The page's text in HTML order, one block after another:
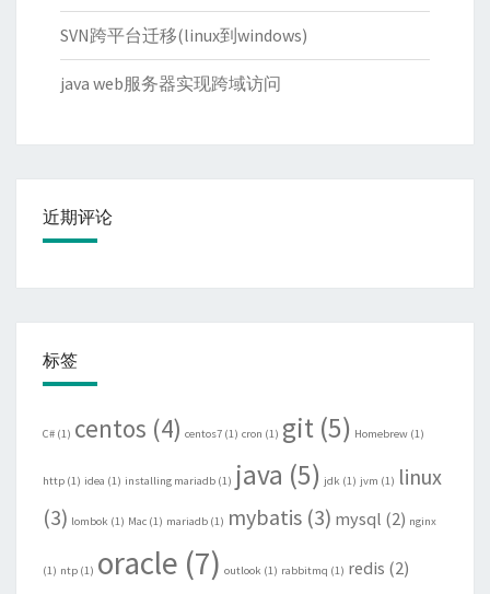
SVN跨平台迁移(linux到windows)
java web服务器实现跨域访问
近期评论
标签
C# (1) centos (4) centos7 (1) cron (1) git (5) Homebrew (1)
http (1) idea (1) installing mariadb (1) java (5) jdk (1) jvm (1) linux
(3) lombok (1) Mac (1) mariadb (1) mybatis (3) mysql (2) nginx
(1) ntp (1) oracle (7) outlook (1) rabbitmq (1) redis (2)